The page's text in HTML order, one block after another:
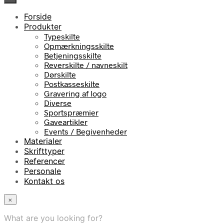
Forside
Produkter
Typeskilte
Opmærkningsskilte
Betjeningsskilte
Reverskilte / navneskilt
Dørskilte
Postkasseskilte
Gravering af logo
Diverse
Sportspræmier
Gaveartikler
Events / Begivenheder
Materialer
Skrifttyper
Referencer
Personale
Kontakt os
×
What are you looking for?